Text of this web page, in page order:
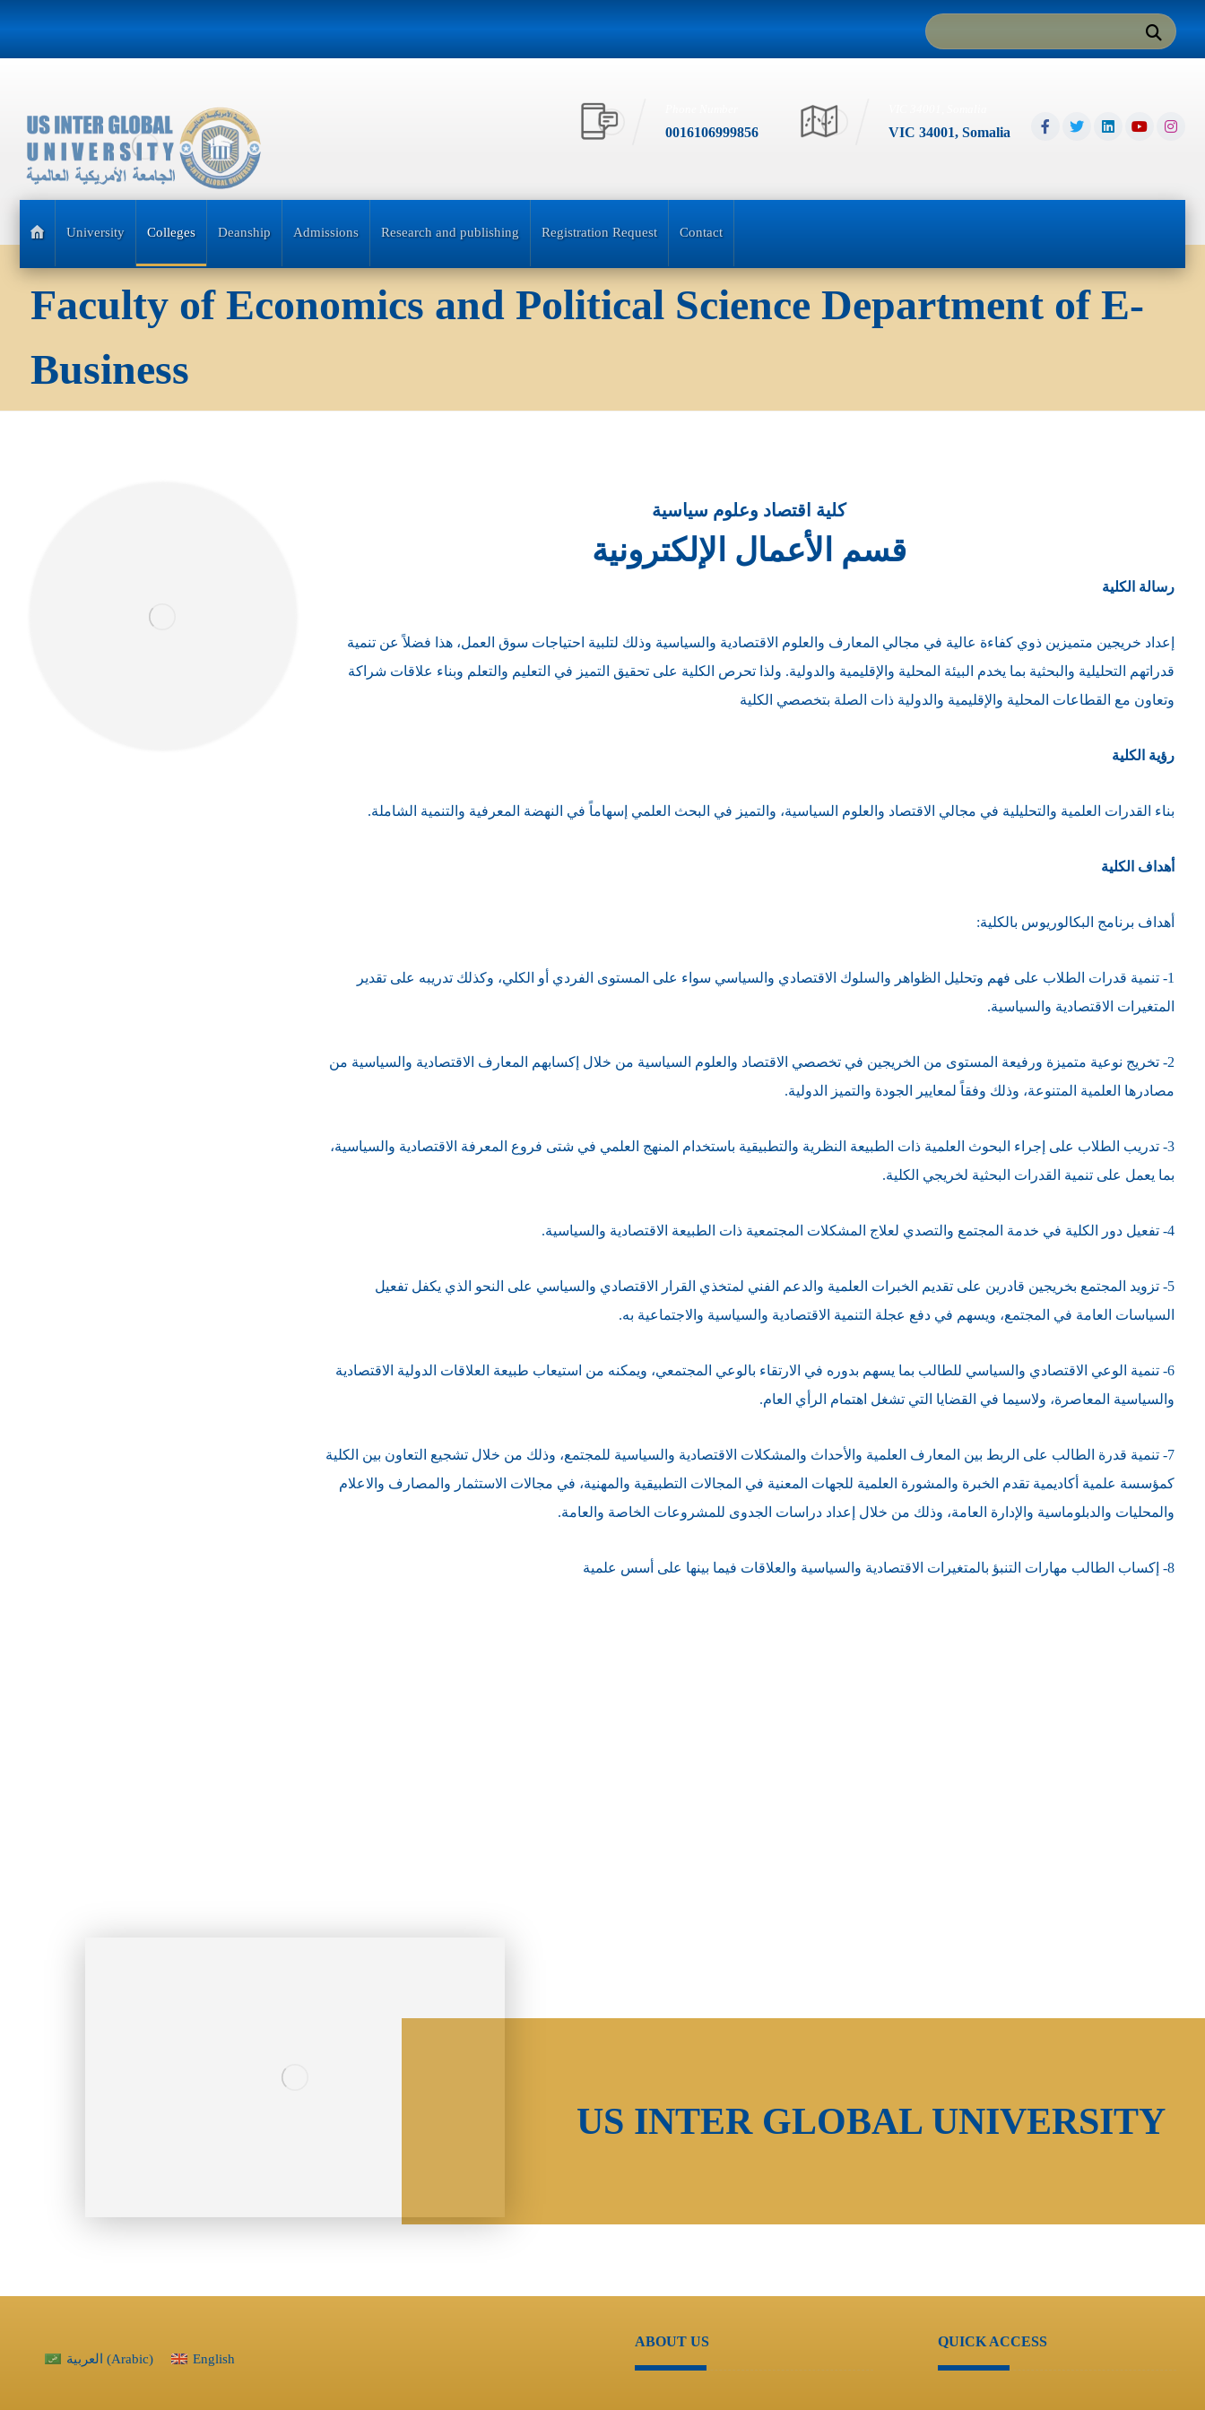
VIC 34001, Somalia
0016106999856
University Colleges Deanship Admissions Research and publishing Registration Request Contact
Faculty of Economics and Political Science Department of E-
Business
كلية اقتصاد وعلوم سياسية
قسم الأعمال الإلكترونية
رسالة الكلية
إعداد خريجين متميزين ذوي كفاءة عالية في مجالي المعارف والعلوم الاقتصادية والسياسية وذلك لتلبية احتياجات سوق العمل، هذا فضلاً عن تنمية
قدراتهم التحليلية والبحثية بما يخدم البيئة المحلية والإقليمية والدولية. ولذا تحرص الكلية على تحقيق التميز في التعليم والتعلم وبناء علاقات شراكة
وتعاون مع القطاعات المحلية والإقليمية والدولية ذات الصلة بتخصصي الكلية
رؤية الكلية
بناء القدرات العلمية والتحليلية في مجالي الاقتصاد والعلوم السياسية، والتميز في البحث العلمي إسهاماً في النهضة المعرفية والتنمية الشاملة.
أهداف الكلية
أهداف برنامج البكالوريوس بالكلية:
1- تنمية قدرات الطلاب على فهم وتحليل الظواهر والسلوك الاقتصادي والسياسي سواء على المستوى الفردي أو الكلي، وكذلك تدريبه على تقدير
المتغيرات الاقتصادية والسياسية.
2- تخريج نوعية متميزة ورفيعة المستوى من الخريجين في تخصصي الاقتصاد والعلوم السياسية من خلال إكسابهم المعارف الاقتصادية والسياسية من
مصادرها العلمية المتنوعة، وذلك وفقاً لمعايير الجودة والتميز الدولية.
3- تدريب الطلاب على إجراء البحوث العلمية ذات الطبيعة النظرية والتطبيقية باستخدام المنهج العلمي في شتى فروع المعرفة الاقتصادية والسياسية،
بما يعمل على تنمية القدرات البحثية لخريجي الكلية.
4- تفعيل دور الكلية في خدمة المجتمع والتصدي لعلاج المشكلات المجتمعية ذات الطبيعة الاقتصادية والسياسية.
5- تزويد المجتمع بخريجين قادرين على تقديم الخبرات العلمية والدعم الفني لمتخذي القرار الاقتصادي والسياسي على النحو الذي يكفل تفعيل
السياسات العامة في المجتمع، ويسهم في دفع عجلة التنمية الاقتصادية والسياسية والاجتماعية به.
6- تنمية الوعي الاقتصادي والسياسي للطالب بما يسهم بدوره في الارتقاء بالوعي المجتمعي، ويمكنه من استيعاب طبيعة العلاقات الدولية الاقتصادية
والسياسية المعاصرة، ولاسيما في القضايا التي تشغل اهتمام الرأي العام.
7- تنمية قدرة الطالب على الربط بين المعارف العلمية والأحداث والمشكلات الاقتصادية والسياسية للمجتمع، وذلك من خلال تشجيع التعاون بين الكلية
كمؤسسة علمية أكاديمية تقدم الخبرة والمشورة العلمية للجهات المعنية في المجالات التطبيقية والمهنية، في مجالات الاستثمار والمصارف والاعلام
والمحليات والدبلوماسية والإدارة العامة، وذلك من خلال إعداد دراسات الجدوى للمشروعات الخاصة والعامة.
8- إكساب الطالب مهارات التنبؤ بالمتغيرات الاقتصادية والسياسية والعلاقات فيما بينها على أسس علمية
US INTER GLOBAL UNIVERSITY
العربية (Arabic) English
ABOUT US QUICK ACCESS